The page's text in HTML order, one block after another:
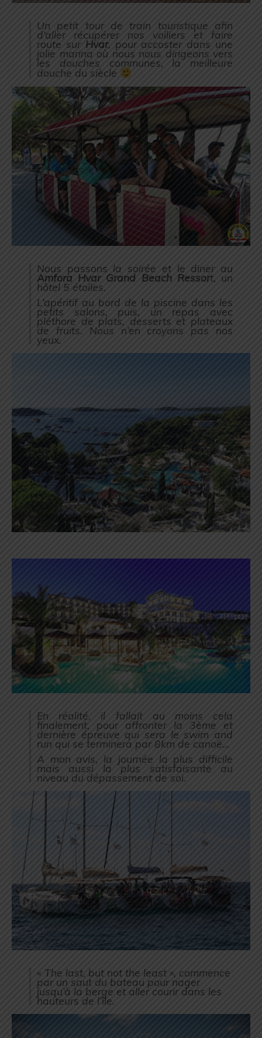
Un petit tour de train touristique afin
d’aller récupérer nos voiliers et faire
route sur Hvar, pour accoster dans une
jolie marina où nous nous dirigeons vers
les douches communes, la meilleure
douche du siècle
Nous passons la soirée et le diner au
Amfora Hvar Grand Beach Ressort, un
hôtel 5 étoiles.
L’apéritif au bord de la piscine dans les
petits salons, puis, un repas avec
pléthore de plats, desserts et plateaux
de fruits. Nous n’en croyons pas nos
yeux.
En réalité, il fallait au moins cela
finalement, pour affronter la 3ème et
dernière épreuve qui sera le swim and
run qui se terminera par 8km de canoë…
A mon avis, la journée la plus difficile
mais aussi la plus satisfaisante au
niveau du dépassement de soi.
« The last, but not the least », commence
par un saut du bateau pour nager
jusqu’à la berge et aller courir dans les
hauteurs de l’île.